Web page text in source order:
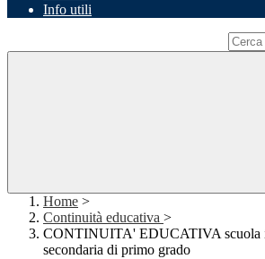
Info utili
Home >
Continuità educativa >
CONTINUITA' EDUCATIVA scuola
secondaria di primo grado